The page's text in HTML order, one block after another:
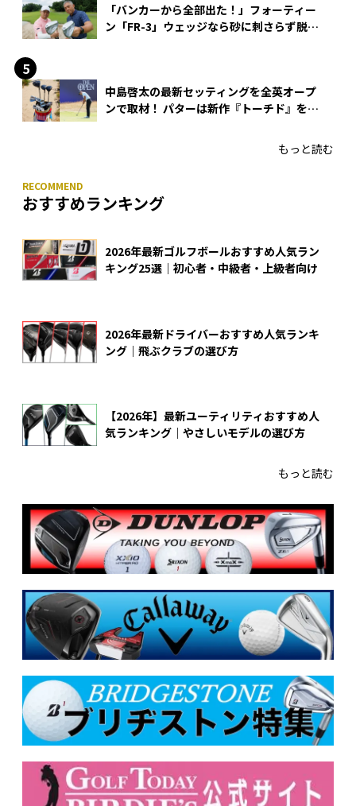
「バンカーから全部出た！」フォーティー
ン「FR-3」ウェッジなら砂に刺さらず脱出
中島啓太の最新セッティングを全英オープ
ンで取材！ パターは新作『トーチド』を投
もっと読む
おすすめランキング
2026年最新ゴルフボールおすすめ人気ラン
キング25選｜初心者・中級者・上級者向け
2026年最新ドライバーおすすめ人気ランキ
ング｜飛ぶクラブの選び方
【2026年】最新ユーティリティおすすめ人
気ランキング｜やさしいモデルの選び方
もっと読む